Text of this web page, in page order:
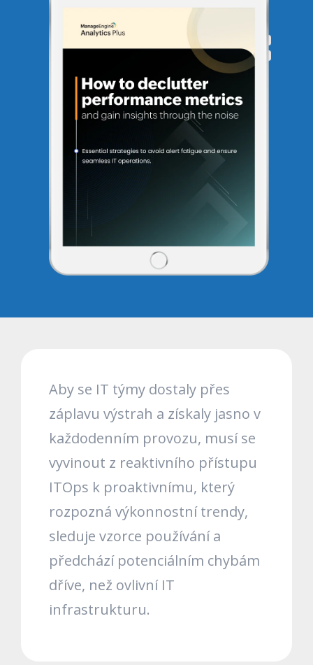
Aby se IT týmy dostaly přes
záplavu výstrah a získaly jasno v
každodenním provozu, musí se
vyvinout z reaktivního přístupu
ITOps k proaktivnímu, který
rozpozná výkonnostní trendy,
sleduje vzorce používání a
předchází potenciálním chybám
dříve, než ovlivní IT
infrastrukturu.